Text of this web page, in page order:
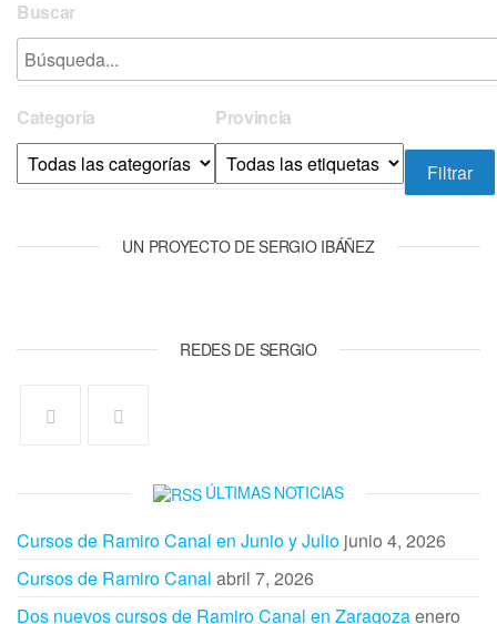
Buscar
Categoría Provincia
UN PROYECTO DE SERGIO IBÁÑEZ
REDES DE SERGIO
ÚLTIMAS NOTICIAS
Cursos de Ramiro Canal en Junio y Julio junio 4, 2026
Cursos de Ramiro Canal abril 7, 2026
Dos nuevos cursos de Ramiro Canal en Zaragozaenero